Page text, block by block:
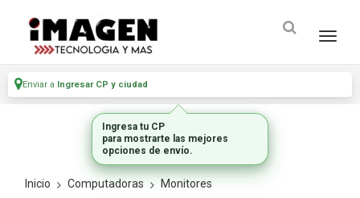
Enviar a Ingresar CP y ciudad
Inicio Computadoras Monitores
Ingresa tu CP
para mostrarte las mejores
opciones de envío.